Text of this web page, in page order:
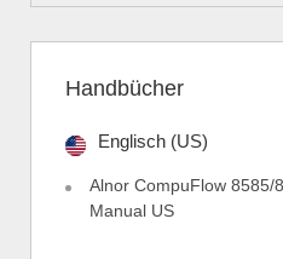
Handbücher
Englisch (US)
Alnor CompuFlow
Manual US